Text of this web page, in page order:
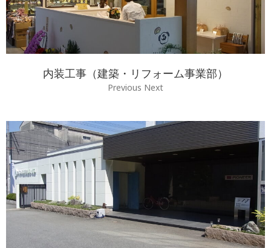
内装工事（建築・リフォーム事業部）
Previous Next